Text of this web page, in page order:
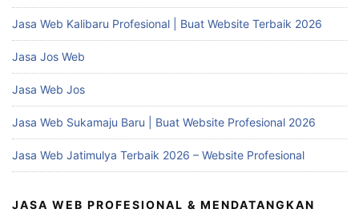
Jasa Web Kalibaru Profesional | Buat Website Terbaik 2026
Jasa Jos Web
Jasa Web Jos
Jasa Web Sukamaju Baru | Buat Website Profesional 2026
Jasa Web Jatimulya Terbaik 2026 – Website Profesional
JASA WEB PROFESIONAL & MENDATANGKAN